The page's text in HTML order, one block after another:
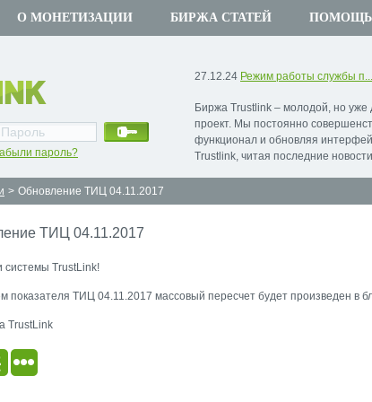
О МОНЕТИЗАЦИИ БИРЖА СТАТЕЙ ПОМОЩЬ
27.12.24 Режим работы службы п...
Биржа Trustlink – молодой, но уже
проект. Мы постоянно
функционал и обновляя
Trustlink, читая последние
пароль?
> Обновление ТИЦ 04.11.2017
ТИЦ 04.11.2017
системы TrustLink!
показателя ТИЦ 04.11.2017 массовый пересчет будет произведен в
TrustLink